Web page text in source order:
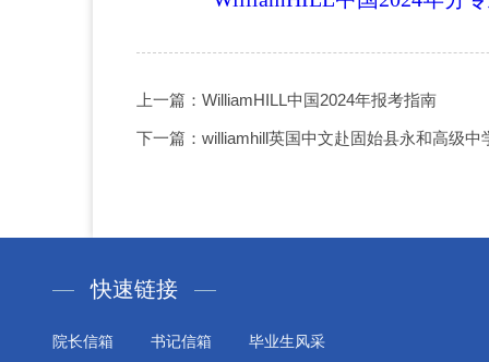
上一篇：WilliamHILL中国2024年报考指南
下一篇：williamhill英国中文赴固始县永和高级中
快速链接
院长信箱 书记信箱
毕业生风采